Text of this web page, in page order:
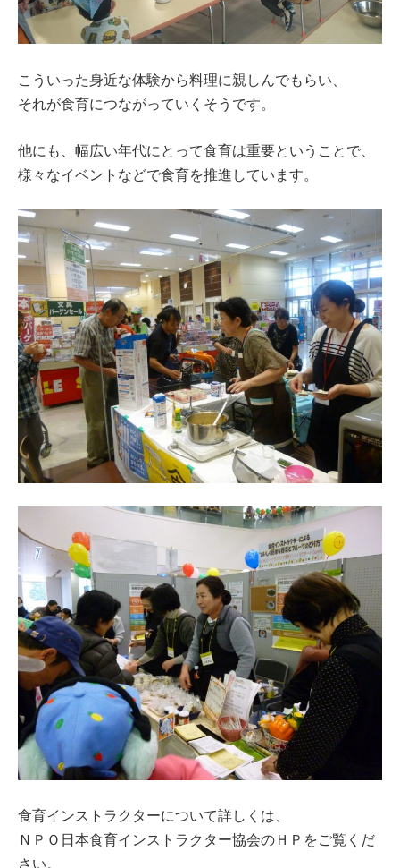
こういった身近な体験から料理に親しんでもらい、
それが食育につながっていくそうです。
他にも、幅広い年代にとって食育は重要ということで、
様々なイベントなどで食育を推進しています。
食育インストラクターについて詳しくは、
ＮＰＯ日本食育インストラクター協会のＨＰをご覧くだ
さい。